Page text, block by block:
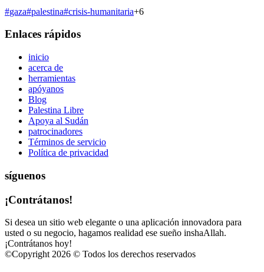
#gaza#palestina#crisis-humanitaria+6
Enlaces rápidos
inicio
acerca de
herramientas
apóyanos
Blog
Palestina Libre
Apoya al Sudán
patrocinadores
Términos de servicio
Política de privacidad
síguenos
¡Contrátanos!
Si desea un sitio web elegante o una aplicación innovadora para
usted o su negocio, hagamos realidad ese sueño inshaAllah.
¡Contrátanos hoy!
©Copyright 2026 © Todos los derechos reservados